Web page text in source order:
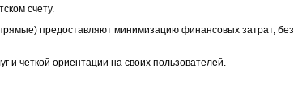
счету.
предоставляют минимизацию финансовых затрат, без
и четкой ориентации на своих пользователей.